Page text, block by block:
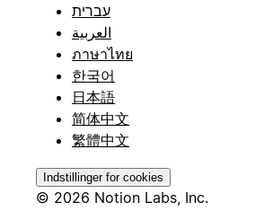
עברית
العربية
ภาษาไทย
한국어
日本語
简体中文
繁體中文
Indstillinger for cookies
© 2026 Notion Labs, Inc.